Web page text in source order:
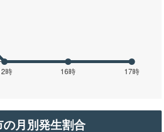
月別発生割合